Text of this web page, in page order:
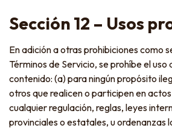
Sección 12 – Usos
En adición a otras prohibiciones como
Términos de Servicio, se prohíbe el uso
contenido: (a) para ningún propósito
otros que realicen o participen en
cualquier regulación, reglas, leyes
provinciales o estatales, u ordenanzas